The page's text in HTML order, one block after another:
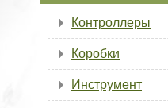
Контроллеры
Коробки
Инструмент